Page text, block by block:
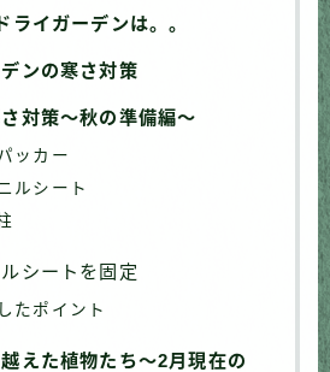
ライガーデンは。。
ンの寒さ対策
対策〜秋の準備編〜
ッカー
ルシート
シートを固定
たポイント
えた植物たち〜2月現在の